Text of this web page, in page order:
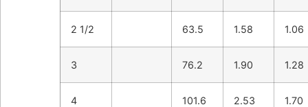
2 1/2 63.5 1.58 1.06
3 76.2 1.90 1.28
4 101.6 2.53 1.70